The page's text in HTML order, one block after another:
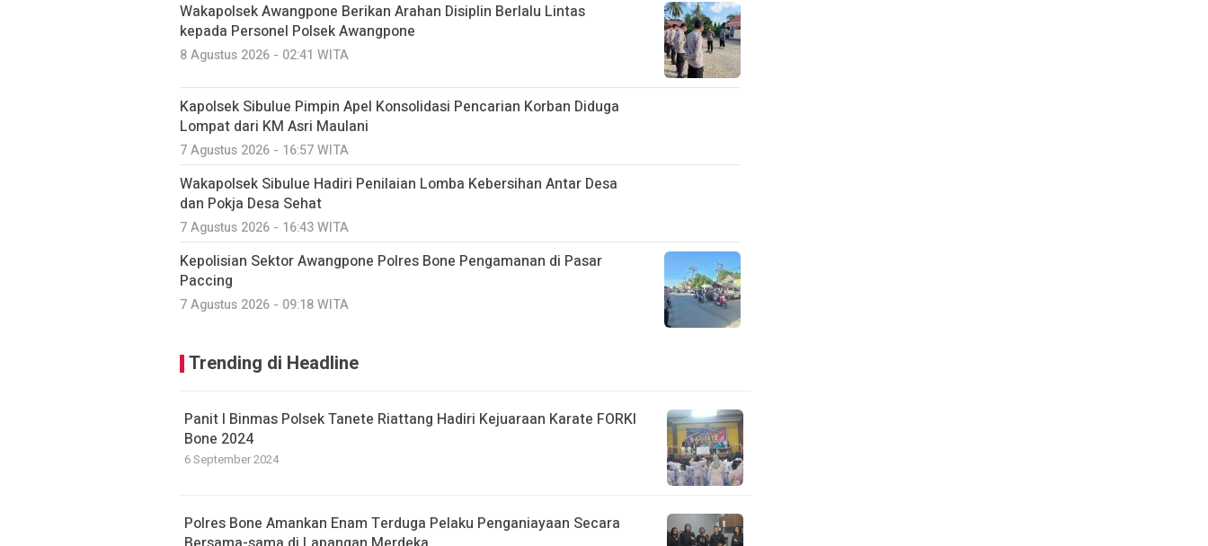
‎Wakapolsek Awangpone Berikan Arahan Disiplin Berlalu Lintas
kepada Personel Polsek Awangpone
8 Agustus 2026 - 02:41 WITA
Kapolsek Sibulue Pimpin Apel Konsolidasi Pencarian Korban Diduga
Lompat dari KM Asri Maulani
7 Agustus 2026 - 16:57 WITA
Wakapolsek Sibulue Hadiri Penilaian Lomba Kebersihan Antar Desa
dan Pokja Desa Sehat
7 Agustus 2026 - 16:43 WITA
Kepolisian Sektor Awangpone Polres Bone Pengamanan di Pasar
Paccing ‎
7 Agustus 2026 - 09:18 WITA
Trending di Headline
Panit I Binmas Polsek Tanete Riattang Hadiri Kejuaraan Karate FORKI
Bone 2024
6 September 2024
Polres Bone Amankan Enam Terduga Pelaku Penganiayaan Secara